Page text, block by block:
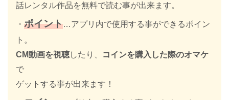
話レンタル作品を無料で読む事が出来ます。
・ ポイント…アプリ内で使用する事ができるポイン
ト。
CM動画を視聴したり、
コインを購入した際のオマケ
で
ゲットする事が出来ます！